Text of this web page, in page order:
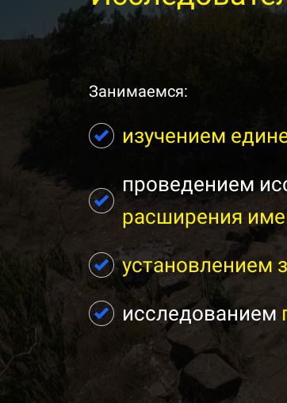
Занимаемся:
изучением
проведением
расширения
установлением
исследованием